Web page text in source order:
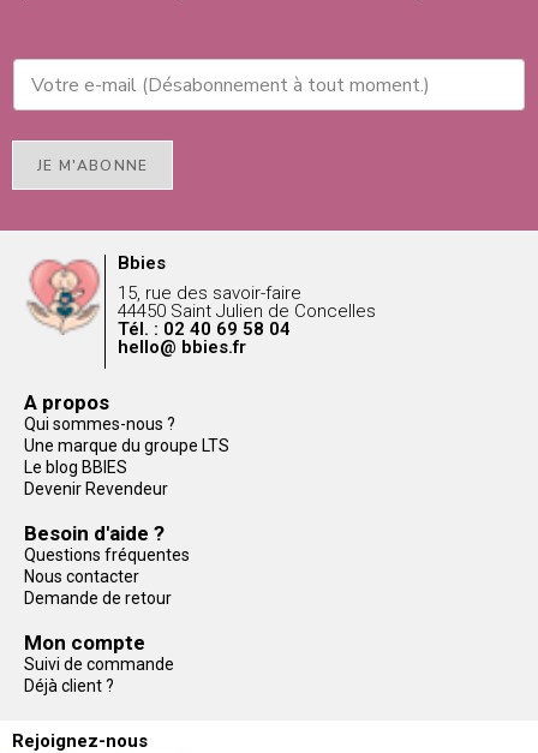
JE M'ABONNE
Bbies
15, rue des savoir-faire
44450 Saint Julien de Concelles
Tél. : 02 40 69 58 04
hello@ bbies.fr
A propos
Qui sommes-nous ?
Une marque du groupe LTS
Le blog BBIES
Devenir Revendeur
Besoin d'aide ?
Questions fréquentes
Nous contacter
Demande de retour
Mon compte
Suivi de commande
Déjà client ?
Rejoignez-nous